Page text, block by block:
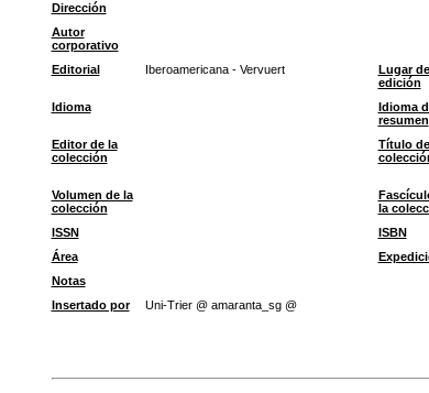
Dirección
Autor
corporativo
Editorial Iberoamericana - Vervuert
Lugar de
edición
Idioma
Idioma
resumen
Editor de la
colección
Título
Volumen de la
colección
la
ISSN ISBN
Área
Notas
Insertado por
Uni-Trier @ amaranta_sg @